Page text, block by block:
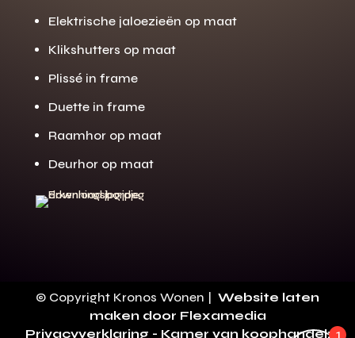
op maat?
Binnen 24 uur jouw gratis offerte
10 jaar garantie op de montage
100+ stoffen
Elektrische jaloezieën op maat
Klikshutters op maat
Plissé in frame
Duette in frame
Raamhor op maat
Deurhor op maat
1
© Copyright Kronos Wonen | Website laten
maken door Flexamedia
Privacyverklaring - Kamer van koophandel: